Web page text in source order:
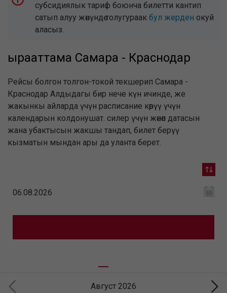
субсидиялык тариф боюнча билетти кантип
сатып алуу жөнүндө толугураак бул жерден окуй
аласыз.
ырааттама Самара - Краснодар
Рейсы болгон толгон-токой текшерип Самара -
Краснодар Алдыдагы бир нече күн ичинде, же
жакынкы айларда үчүн расписание көрүү үчүн
календарын колдонушат. силер үчүн жөнөп датасын
жана убактысын жакшы тандап, билет берүү
кызматын мындан ары да уланта берет.
Август 2026